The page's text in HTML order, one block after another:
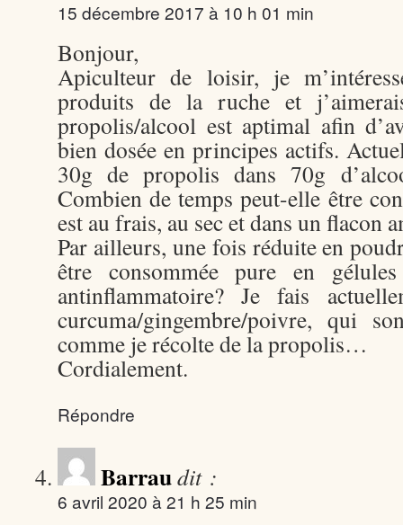
15 décembre 2017 à 10 h 01 min
Bonjour,
Apiculteur de loisir, je
produits de la ruche et
propolis/alcool est aptimal afin
bien dosée en principes actifs.
30g de propolis dans 70g
Combien de temps peut-elle être
est au frais, au sec et dans un flacon
Par ailleurs, une fois réduite en
être consommée pure en
antinflammatoire? Je fais
curcuma/gingembre/poivre, qui
comme je récolte de la propolis…
Cordialement.
Répondre
Barraudit :
6 avril 2020 à 21 h 25 min